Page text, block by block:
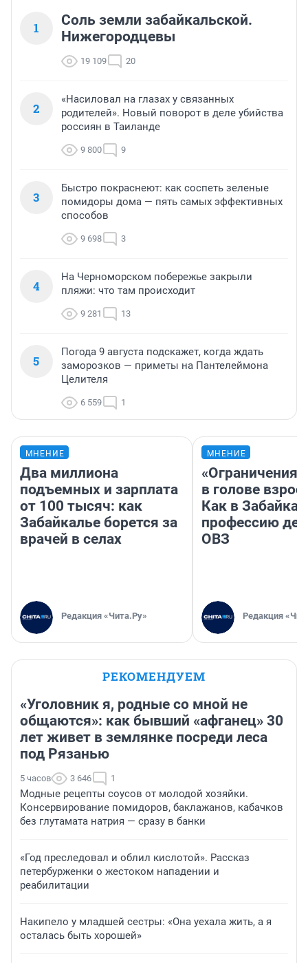
1
Соль земли забайкальской.
Нижегородцевы
19 109 20
2
«Насиловал на глазах у связанных
родителей». Новый поворот в деле убийства
россиян в Таиланде
9 800 9
3
Быстро покраснеют: как соспеть зеленые
помидоры дома — пять самых эффективных
способов
9 698 3
4
На Черноморском побережье закрыли
пляжи: что там происходит
9 281 13
5
Погода 9 августа подскажет, когда ждать
заморозков — приметы на Пантелеймона
Целителя
6 559 1
МНЕНИЕ
Два миллиона
подъемных и зарплата
от 100 тысяч: как
Забайкалье борется за
врачей в селах
Редакция «Чита.Ру»
МНЕНИЕ
«Ограничения
в голове
Как в
профессию
ОВЗ
Редакция
РЕКОМЕНДУЕМ
«Уголовник я, родные со мной не
общаются»: как бывший «афганец» 30
лет живет в землянке посреди леса
под Рязанью
5 часов 3 646 1
Модные рецепты соусов от молодой хозяйки.
Консервирование помидоров, баклажанов, кабачков
без глутамата натрия — сразу в банки
«Год преследовал и облил кислотой». Рассказ
петербурженки о жестоком нападении и
реабилитации
Накипело у младшей сестры: «Она уехала жить, а я
осталась быть хорошей»